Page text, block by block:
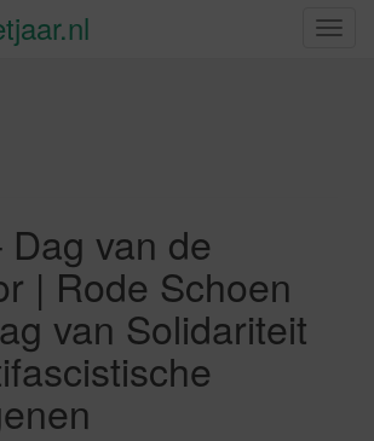
S
van de
| Rode Schoen
van Solidariteit